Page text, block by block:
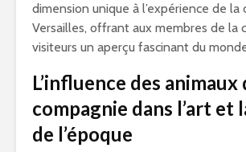
dimension unique à l’expérience de la
Versailles, offrant aux membres de la
visiteurs un aperçu fascinant du
L’influence des animaux
compagnie dans l’art et
de l’époque